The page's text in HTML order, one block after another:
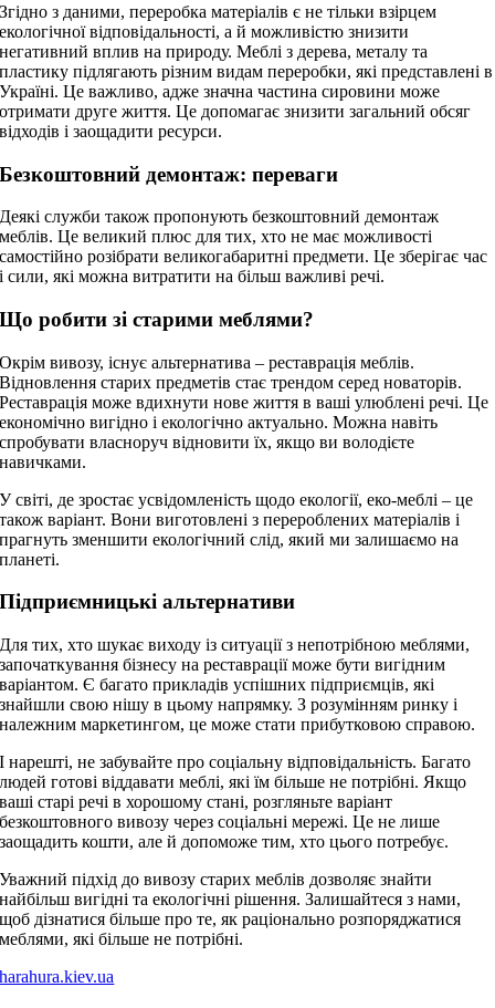
Згідно з даними, переробка матеріалів є не тільки взірцем
екологічної відповідальності, а й можливістю знизити
негативний вплив на природу. Меблі з дерева, металу та
пластику підлягають різним видам переробки, які представлені в
Україні. Це важливо, адже значна частина сировини може
отримати друге життя. Це допомагає знизити загальний обсяг
відходів і заощадити ресурси.
Безкоштовний демонтаж: переваги
Деякі служби також пропонують безкоштовний демонтаж
меблів. Це великий плюс для тих, хто не має можливості
самостійно розібрати великогабаритні предмети. Це зберігає час
і сили, які можна витратити на більш важливі речі.
Що робити зі старими меблями?
Окрім вивозу, існує альтернатива – реставрація меблів.
Відновлення старих предметів стає трендом серед новаторів.
Реставрація може вдихнути нове життя в ваші улюблені речі. Це
економічно вигідно і екологічно актуально. Можна навіть
спробувати власноруч відновити їх, якщо ви володієте
навичками.
У світі, де зростає усвідомленість щодо екології, eко-меблі – це
також варіант. Вони виготовлені з перероблених матеріалів і
прагнуть зменшити екологічний слід, який ми залишаємо на
планеті.
Підприємницькі альтернативи
Для тих, хто шукає виходу із ситуації з непотрібною меблями,
започаткування бізнесу на реставрації може бути вигідним
варіантом. Є багато прикладів успішних підприємців, які
знайшли свою нішу в цьому напрямку. З розумінням ринку і
належним маркетингом, це може стати прибутковою справою.
І нарешті, не забувайте про соціальну відповідальність. Багато
людей готові віддавати меблі, які їм більше не потрібні. Якщо
ваші старі речі в хорошому стані, розгляньте варіант
безкоштовного вивозу через соціальні мережі. Це не лише
заощадить кошти, але й допоможе тим, хто цього потребує.
Уважний підхід до вивозу старих меблів дозволяє знайти
найбільш вигідні та екологічні рішення. Залишайтеся з нами,
щоб дізнатися більше про те, як раціонально розпоряджатися
меблями, які більше не потрібні.
harahura.kiev.ua